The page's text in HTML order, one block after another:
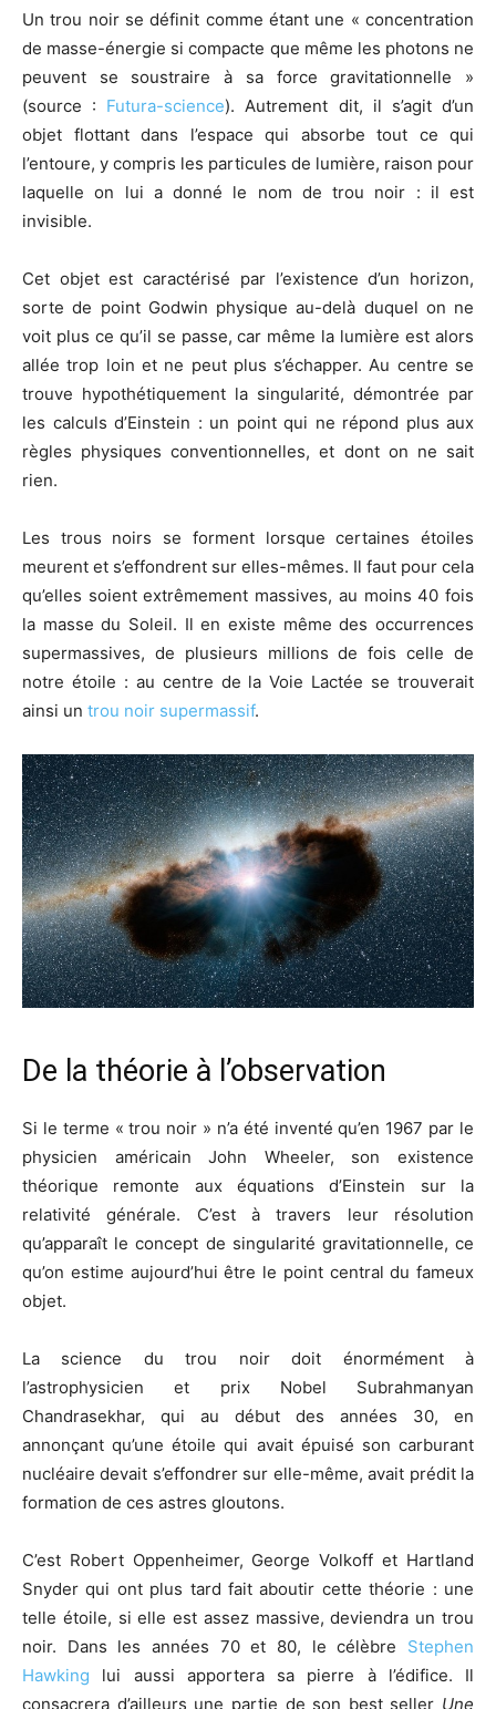
Un trou noir se définit comme étant une « concentration
de masse-énergie si compacte que même les photons ne
peuvent se soustraire à sa force gravitationnelle »
(source : Futura-science). Autrement dit, il s’agit d’un
objet flottant dans l’espace qui absorbe tout ce qui
l’entoure, y compris les particules de lumière, raison pour
laquelle on lui a donné le nom de trou noir : il est
invisible.
Cet objet est caractérisé par l’existence d’un horizon,
sorte de point Godwin physique au-delà duquel on ne
voit plus ce qu’il se passe, car même la lumière est alors
allée trop loin et ne peut plus s’échapper. Au centre se
trouve hypothétiquement la singularité, démontrée par
les calculs d’Einstein : un point qui ne répond plus aux
règles physiques conventionnelles, et dont on ne sait
rien.
Les trous noirs se forment lorsque certaines étoiles
meurent et s’effondrent sur elles-mêmes. Il faut pour cela
qu’elles soient extrêmement massives, au moins 40 fois
la masse du Soleil. Il en existe même des occurrences
supermassives, de plusieurs millions de fois celle de
notre étoile : au centre de la Voie Lactée se trouverait
ainsi un trou noir supermassif.
De la théorie à l’observation
Si le terme « trou noir » n’a été inventé qu’en 1967 par le
physicien américain John Wheeler, son existence
théorique remonte aux équations d’Einstein sur la
relativité générale. C’est à travers leur résolution
qu’apparaît le concept de singularité gravitationnelle, ce
qu’on estime aujourd’hui être le point central du fameux
objet.
La science du trou noir doit énormément à
l’astrophysicien et prix Nobel Subrahmanyan
Chandrasekhar, qui au début des années 30, en
annonçant qu’une étoile qui avait épuisé son carburant
nucléaire devait s’effondrer sur elle-même, avait prédit la
formation de ces astres gloutons.
C’est Robert Oppenheimer, George Volkoff et Hartland
Snyder qui ont plus tard fait aboutir cette théorie : une
telle étoile, si elle est assez massive, deviendra un trou
noir. Dans les années 70 et 80, le célèbre Stephen
Hawking lui aussi apportera sa pierre à l’édifice. Il
consacrera d’ailleurs une partie de son best seller Une